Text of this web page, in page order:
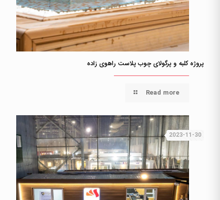
پروژه کلبه و پرگولای چوب پلاست راهوی زاده
Read more
2023-11-30